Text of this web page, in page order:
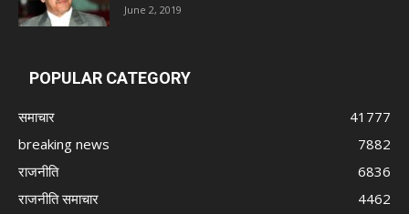
June 2, 2019
POPULAR CATEGORY
समाचार
41777
breaking news
7882
राजनीति
6836
राजनीति समाचार
4462